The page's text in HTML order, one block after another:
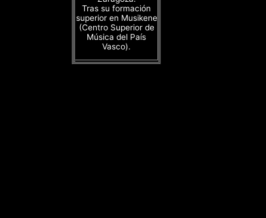
Tras su formación
superior en Musikene
(Centro Superior de
Música del País
Vasco).